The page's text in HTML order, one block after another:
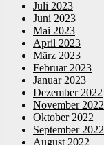
Juli 2023
Juni 2023
Mai 2023
April 2023
März 2023
Februar 2023
Januar 2023
Dezember 2022
November 2022
Oktober 2022
September 2022
August 2022